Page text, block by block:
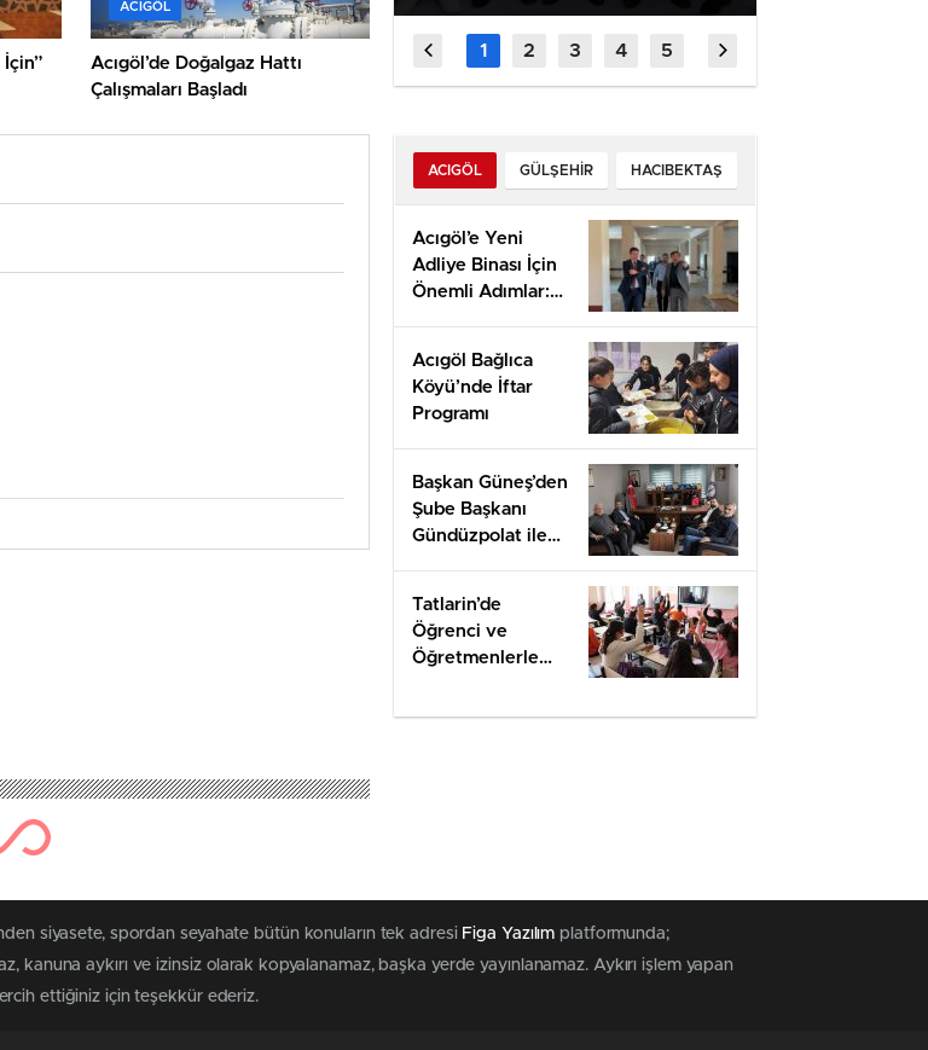
İçin”
ACIGÖL
Acıgöl’de Doğalgaz Hattı
Çalışmaları Başladı
Ziyaret
ACIGÖL GÜLŞEHIR HACIBEKTAŞ
Acıgöl’e Yeni
Adliye Binası İçin
Önemli Adımlar:
Değerlendirmesi
Acıgöl Bağlıca
Köyü’nde İftar
Programı
Başkan Güneş’den
Şube Başkanı
Gündüzpolat ile
Tatlarin’de
Öğrenci ve
Öğretmenlerle
Büyük Başarı
0